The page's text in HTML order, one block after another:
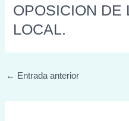
OPOSICION DE
LOCAL.
← Entrada anterior